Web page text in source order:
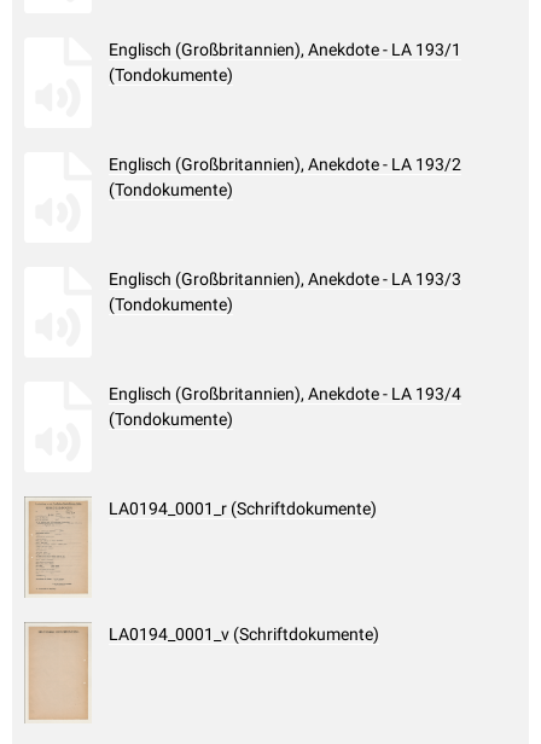
Englisch (Großbritannien), Anekdote - LA 193/1
(Tondokumente)
Englisch (Großbritannien), Anekdote - LA 193/2
(Tondokumente)
Englisch (Großbritannien), Anekdote - LA 193/3
(Tondokumente)
Englisch (Großbritannien), Anekdote - LA 193/4
(Tondokumente)
LA0194_0001_r (Schriftdokumente)
LA0194_0001_v (Schriftdokumente)